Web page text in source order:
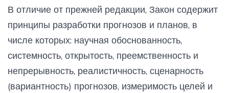
В отличие от прежней редакции, Закон содержит
принципы разработки прогнозов и планов, в
числе которых: научная обоснованность,
системность, открытость, преемственность и
непрерывность, реалистичность, сценарность
(вариантность) прогнозов, измеримость целей и